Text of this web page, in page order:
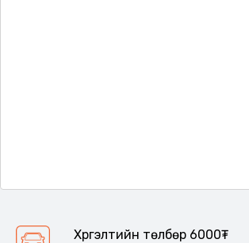
Хүргэлтийн төлбөр 6000₮